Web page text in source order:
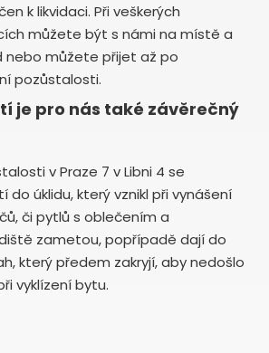
k likvidaci. Při veškerých
můžete být s námi na místě a
můžete přijet až po
pozůstalosti.
je pro nás také závěrečný
v Praze 7 v Libni 4 se
do úklidu, který vznikl při vynášení
či pytlů s oblečením a
zametou, popřípadě dají do
který předem zakryjí, aby nedošlo
vyklízení bytu.